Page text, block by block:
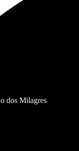
dos Milagres